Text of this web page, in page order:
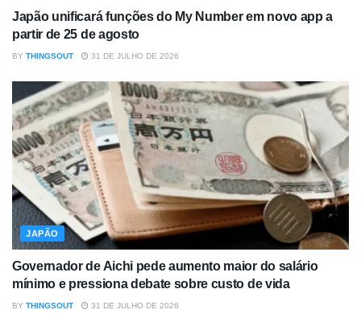
Japão unificará funções do My Number em novo app a
partir de 25 de agosto
BY THINGSOUT 31 DE JULHO DE 2026
JAPÃO
Governador de Aichi pede aumento maior do salário
mínimo e pressiona debate sobre custo de vida
BY THINGSOUT 31 DE JULHO DE 2026